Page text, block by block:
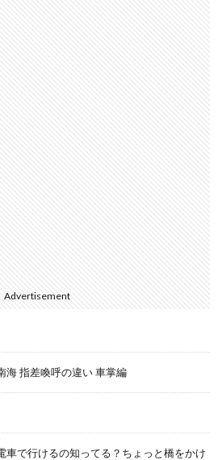
Advertisement
海 指差喚呼の違い 車掌編
車で行けるの知ってる？ちょっと橋をかけ